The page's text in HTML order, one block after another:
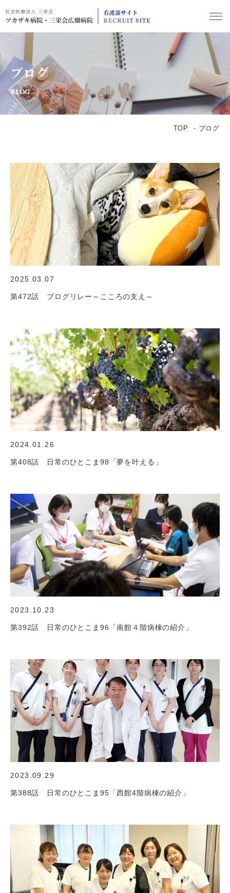
ブログ
BLOG
TOP ブログ
2025.03.07
第472話 ブログリレー～こころの支え～
2024.01.26
第408話 日常のひとこま98「夢を叶える」
2023.10.23
第392話 日常のひとこま96「南館４階病棟の紹介」
2023.09.29
第388話 日常のひとこま95「西館4階病棟の紹介」